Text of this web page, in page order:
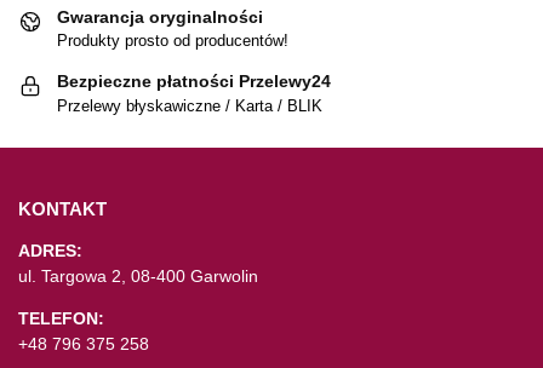
Gwarancja oryginalności
Produkty prosto od producentów!
Bezpieczne płatności Przelewy24
Przelewy błyskawiczne / Karta / BLIK
KONTAKT
ADRES:
ul. Targowa 2, 08-400 Garwolin
TELEFON:
+48 796 375 258